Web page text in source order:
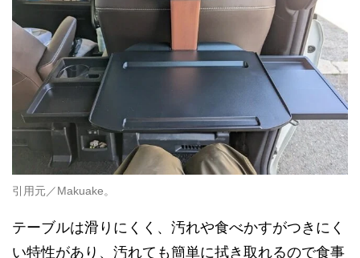
引用元／Makuake。
テーブルは滑りにくく、汚れや食べかすがつきにく
い特性があり、汚れても簡単に拭き取れるので食事